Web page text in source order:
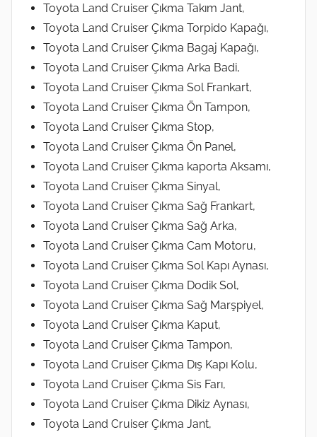
Toyota Land Cruiser Çıkma Takım Jant,
Toyota Land Cruiser Çıkma Torpido Kapağı,
Toyota Land Cruiser Çıkma Bagaj Kapağı,
Toyota Land Cruiser Çıkma Arka Badi,
Toyota Land Cruiser Çıkma Sol Frankart,
Toyota Land Cruiser Çıkma Ön Tampon,
Toyota Land Cruiser Çıkma Stop,
Toyota Land Cruiser Çıkma Ön Panel,
Toyota Land Cruiser Çıkma kaporta Aksamı,
Toyota Land Cruiser Çıkma Sinyal,
Toyota Land Cruiser Çıkma Sağ Frankart,
Toyota Land Cruiser Çıkma Sağ Arka,
Toyota Land Cruiser Çıkma Cam Motoru,
Toyota Land Cruiser Çıkma Sol Kapı Aynası,
Toyota Land Cruiser Çıkma Dodik Sol,
Toyota Land Cruiser Çıkma Sağ Marşpiyel,
Toyota Land Cruiser Çıkma Kaput,
Toyota Land Cruiser Çıkma Tampon,
Toyota Land Cruiser Çıkma Dış Kapı Kolu,
Toyota Land Cruiser Çıkma Sis Farı,
Toyota Land Cruiser Çıkma Dikiz Aynası,
Toyota Land Cruiser Çıkma Jant,